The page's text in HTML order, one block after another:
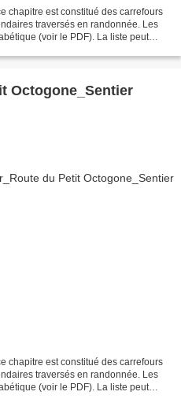
chapitre est constitué des carrefours
traversés en randonnée. Les
(voir le PDF). La liste peut
Octogone_Sentier
chapitre est constitué des carrefours
traversés en randonnée. Les
(voir le PDF). La liste peut